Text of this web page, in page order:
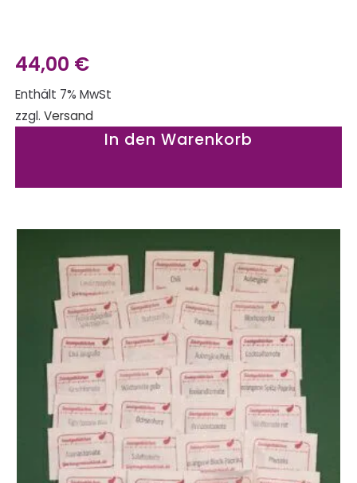
44,00 €
Enthält 7% MwSt
zzgl. Versand
In den Warenkorb